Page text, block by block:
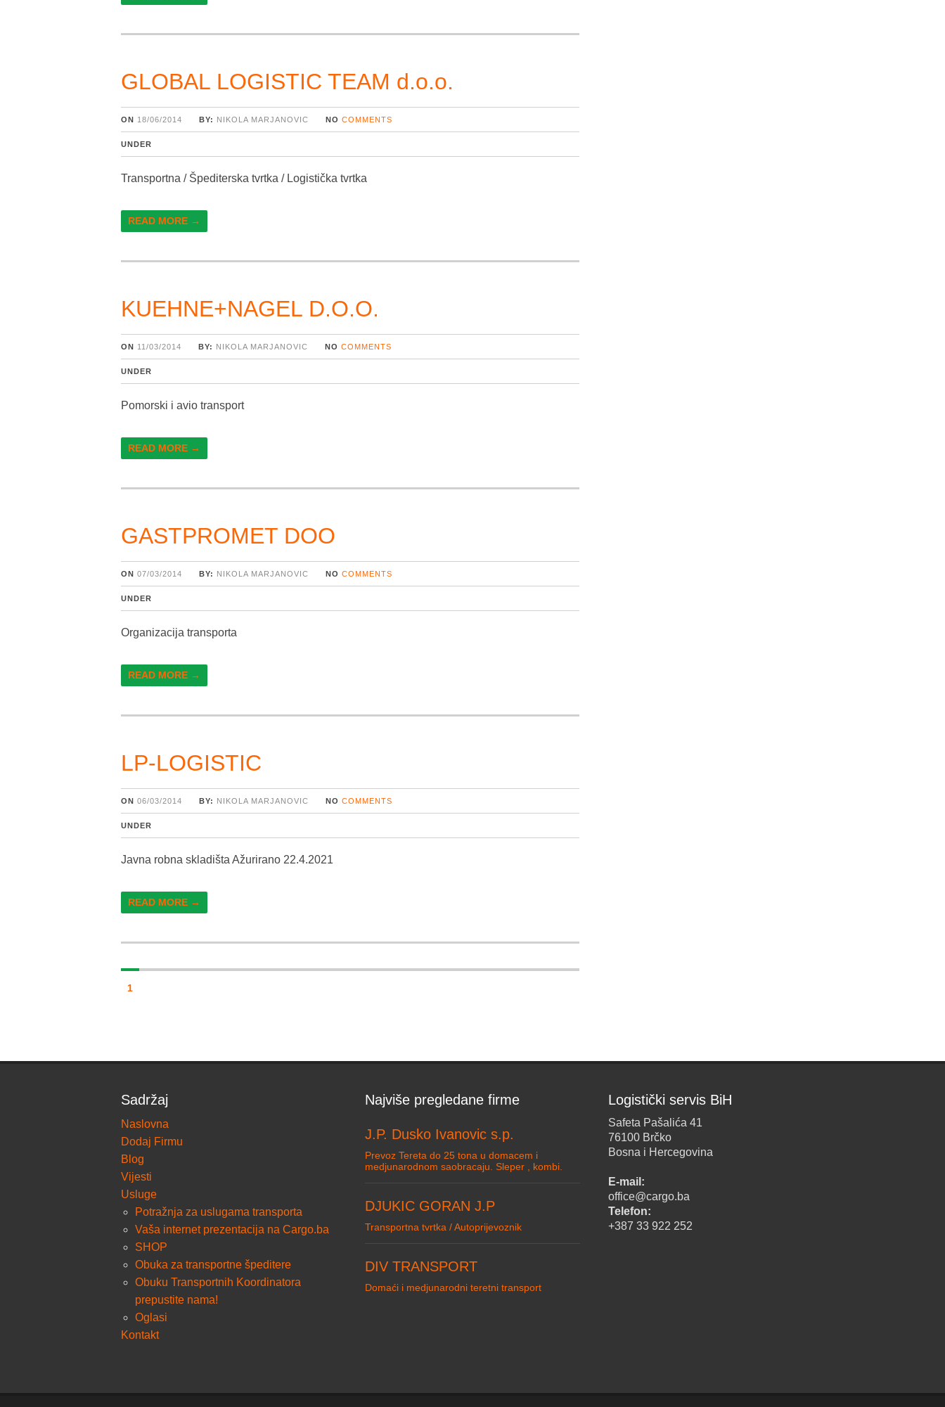
GLOBAL LOGISTIC TEAM d.o.o.
ON 18/06/2014 BY: NIKOLA MARJANOVIC NO COMMENTS
UNDER
Transportna / Špediterska tvrtka / Logistička tvrtka
READ MORE →
KUEHNE+NAGEL D.O.O.
ON 11/03/2014 BY: NIKOLA MARJANOVIC NO COMMENTS
UNDER
Pomorski i avio transport
READ MORE →
GASTPROMET DOO
ON 07/03/2014 BY: NIKOLA MARJANOVIC NO COMMENTS
UNDER
Organizacija transporta
READ MORE →
LP-LOGISTIC
ON 06/03/2014 BY: NIKOLA MARJANOVIC NO COMMENTS
UNDER
Javna robna skladišta Ažurirano 22.4.2021
READ MORE →
1
Sadržaj
Naslovna
Dodaj Firmu
Blog
Vijesti
Usluge
Potražnja za uslugama transporta
Vaša internet prezentacija na Cargo.ba
SHOP
Obuka za transportne špeditere
Obuku Transportnih Koordinatora
prepustite nama!
Oglasi
Kontakt
Najviše pregledane firme
J.P. Dusko Ivanovic s.p.
Prevoz Tereta do 25 tona u domacem i
medjunarodnom saobracaju. Sleper , kombi.
DJUKIC GORAN J.P
Transportna tvrtka / Autoprijevoznik
DIV TRANSPORT
Domaći i medjunarodni teretni transport
Logistički servis BiH
Safeta Pašalića 41
76100 Brčko
Bosna i Hercegovina
E-mail:
office@cargo.ba
Telefon:
+387 33 922 252